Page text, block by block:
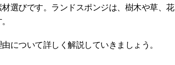
選びです。ランドスポンジは、樹木や草、花
について詳しく解説していきましょう。